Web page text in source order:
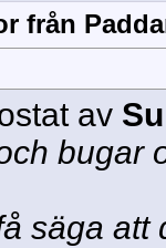
från
av
bugar
säga